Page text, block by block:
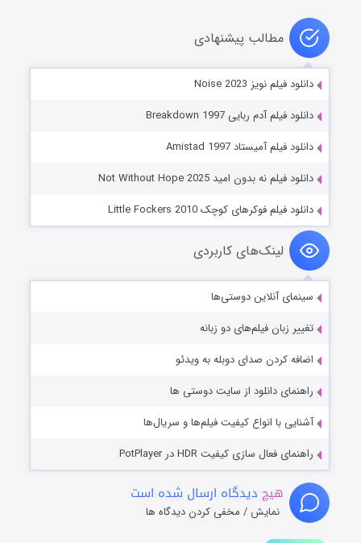
مطالب پیشنهادی
دانلود فیلم نویز Noise 2023
دانلود فیلم آدم ربایی Breakdown 1997
دانلود فیلم آمیستاد Amistad 1997
دانلود فیلم نه بدون امید Not Without Hope 2025
دانلود فیلم فوکرهای کوچک Little Fockers 2010
لینک‌های کاربردی
سینمای آنلاین دوستی‌ها
تغییر زبان فیلم‌های دو زبانه
اضافه کردن صدای دوبله به ویدئو
راهنمای دانلود از سایت دوستی ها
آشنایی با انواع کیفیت فیلم‌ها و سریال‌ها
راهنمای فعال سازی کیفیت HDR در PotPlayer
هیچ دیدگاه ارسال شده است
نمایش / مخفی کردن دیدگاه ها